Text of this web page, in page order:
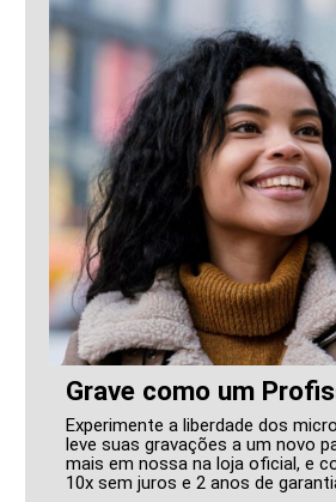
Grave como um
Experimente a liberdade dos
leve suas gravações a um novo
mais em nossa na loja oficial, e
10x sem juros e 2 anos de